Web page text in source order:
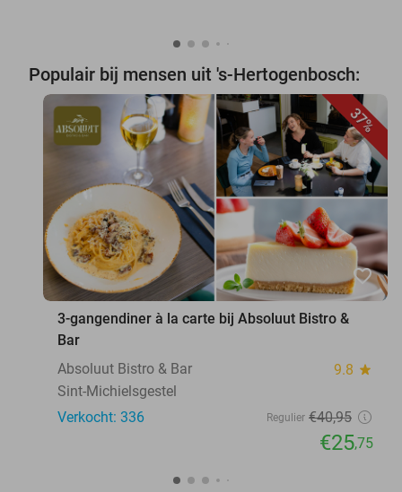
Populair bij mensen uit 's-Hertogenbosch:
37%
favorite_border
3-gangendiner à la carte bij Absoluut Bistro &
Bar
Absoluut Bistro & Bar
9.8 star
Sint-Michielsgestel
Verkocht: 336
Regulier €40,95
€25,75